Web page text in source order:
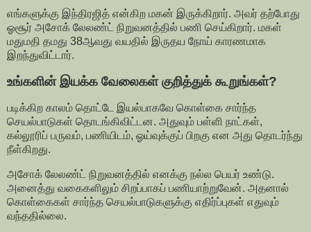
எங்களுக்கு இந்திரஜித் என்கிற மகன் இருக்கிறார். அவர் தற்போது
ஓசூர் அசோக் லேலண்ட் நிறுவனத்தில் பணி செய்கிறார். மகள்
மதுமதி தமது 38ஆவது வயதில் இருதய நோய் காரணமாக
இறந்துவிட்டார்.
உங்களின் இயக்க வேலைகள் குறித்துக் கூறுங்கள்?
படிக்கிற காலம் தொட்டே இயல்பாகவே கொள்கை சார்ந்த
செயல்பாடுகள் தொடங்கிவிட்டன. அதுவும் பள்ளி நாட்கள்,
கல்லூரிப் பருவம், பணியிடம், ஓய்வுக்குப் பிறகு என அது தொடர்ந்து
நீள்கிறது.
அசோக் லேலண்ட் நிறுவனத்தில் எனக்கு நல்ல பெயர் உண்டு.
அனைத்து வகைகளிலும் சிறப்பாகப் பணியாற்றுவேன். அதனால்
கொள்கைகள் சார்ந்த செயல்பாடுகளுக்கு எதிர்ப்புகள் எதுவும்
வந்ததில்லை.